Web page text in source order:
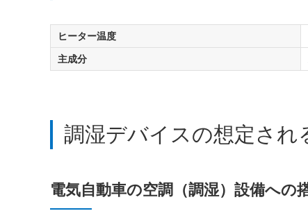
ヒーター温度
主成分
調湿デバイスの想定され
電気自動車の空調（調湿）設備への